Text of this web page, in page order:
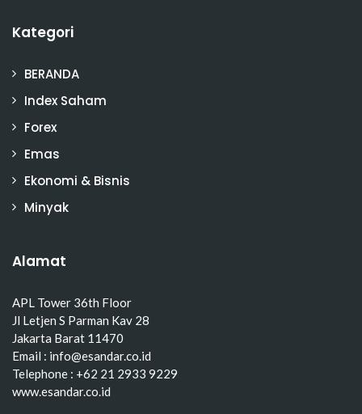
Kategori
BERANDA
Index Saham
Forex
Emas
Ekonomi & Bisnis
Minyak
Alamat
APL Tower 36th Floor
Jl Letjen S Parman Kav 28
Jakarta Barat 11470
Email : info@esandar.co.id
Telephone : +62 21 2933 9229
www.esandar.co.id